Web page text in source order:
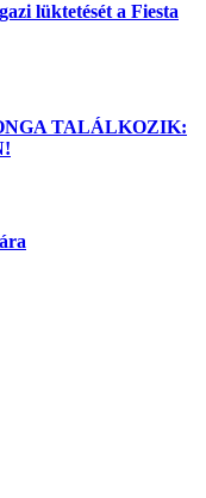
lüktetését a Fiesta
TALÁLKOZIK: